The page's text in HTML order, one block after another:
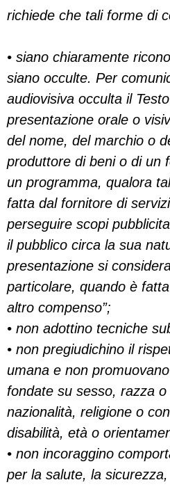
richiede che tali forme di
• siano chiaramente
siano occulte. Per
audiovisiva occulta il
presentazione orale o
del nome, del marchio o
produttore di beni o di un
un programma, qualora
fatta dal fornitore di
perseguire scopi
il pubblico circa la sua
presentazione si
particolare, quando è
altro compenso”;
• non adottino tecniche
• non pregiudichino il
umana e non
fondate su sesso, razza o
nazionalità, religione o
disabilità, età o
• non incoraggino
per la salute, la